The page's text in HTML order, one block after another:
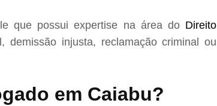
que possui expertise na área do Direito
injusta, reclamação criminal ou
em Caiabu?